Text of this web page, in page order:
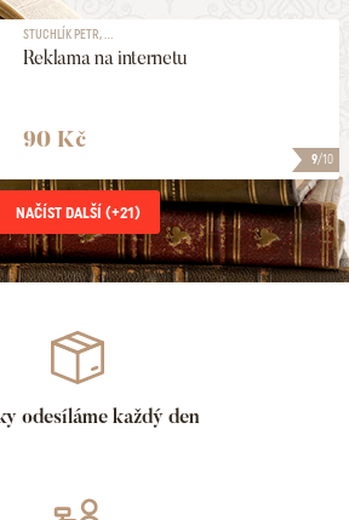
9/10
STUCHLÍK PETR, ...
Reklama na internetu
90 Kč
NAČÍST DALŠÍ (+21)
odesíláme každý den